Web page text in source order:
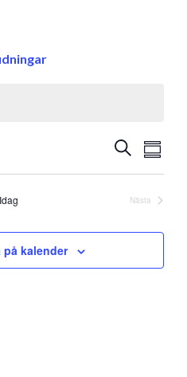
Search
and
Views
Sök
Idag
Nästa
på kalender